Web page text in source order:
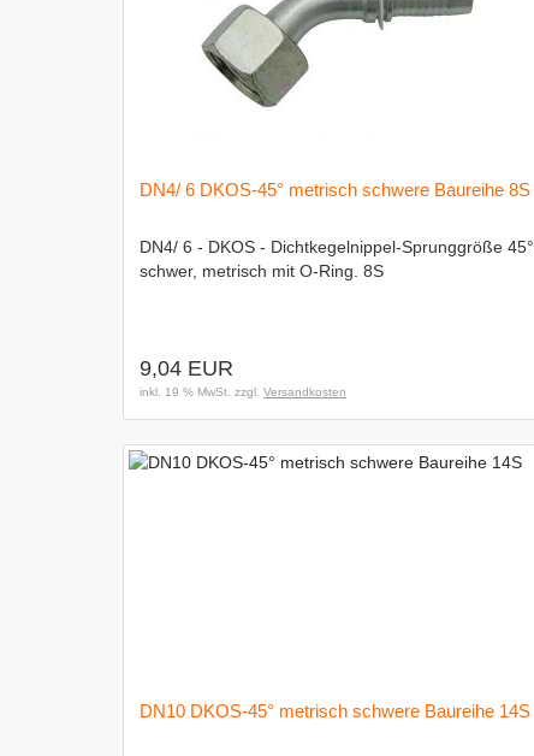
DN4/ 6 DKOS-45° metrisch schwere Baureihe 8S
DN4/ 6 - DKOS - Dichtkegelnippel-Sprunggröße 45°,
schwer, metrisch mit O-Ring. 8S
9,04 EUR
inkl. 19 % MwSt. zzgl. Versandkosten
DN10 DKOS-45° metrisch schwere Baureihe 14S